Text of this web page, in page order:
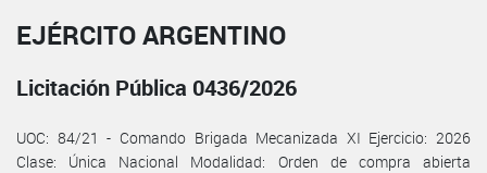
EJÉRCITO ARGENTINO
Licitación Pública 0436/2026
UOC: 84/21 - Comando Brigada Mecanizada XI Ejercicio: 2026
Clase: Única Nacional Modalidad: Orden de compra abierta